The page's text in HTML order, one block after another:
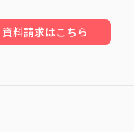
資料請求はこちら